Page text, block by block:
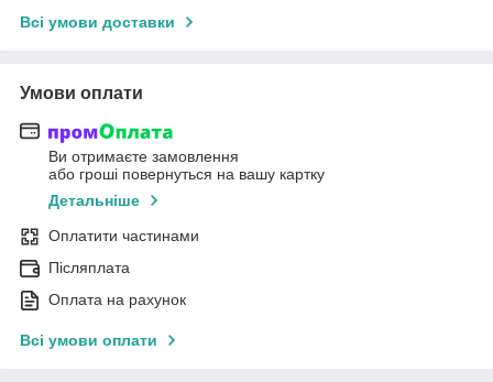
Всі умови доставки
Умови оплати
Ви отримаєте замовлення
або гроші повернуться на вашу картку
Детальніше
Оплатити частинами
Післяплата
Оплата на рахунок
Всі умови оплати